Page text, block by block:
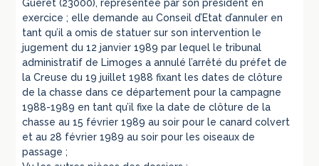
Guéret (23000), représentée par son président en
exercice ; elle demande au Conseil d’Etat d’annuler en
tant qu’il a omis de statuer sur son intervention le
jugement du 12 janvier 1989 par lequel le tribunal
administratif de Limoges a annulé l’arrêté du préfet de
la Creuse du 19 juillet 1988 fixant les dates de clôture
de la chasse dans ce département pour la campagne
1988-1989 en tant qu’il fixe la date de clôture de la
chasse au 15 février 1989 au soir pour le canard colvert
et au 28 février 1989 au soir pour les oiseaux de
passage ;